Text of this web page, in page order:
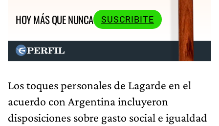
HOY MÁS QUE NUNCA
SUSCRIBITE
Los toques personales de Lagarde en el
acuerdo con Argentina incluyeron
disposiciones sobre gasto social e igualdad